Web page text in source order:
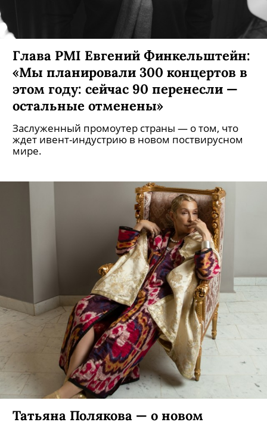
Глава PMI Евгений Финкельштейн:
«Мы планировали 300 концертов в
этом году: сейчас 90 перенесли —
остальные отменены»
Заслуженный промоутер страны — о том, что
ждет ивент-индустрию в новом поствирусном
мире.
Татьяна Полякова — о новом